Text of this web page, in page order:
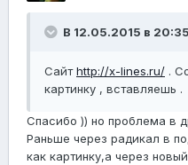
В 12.05.2015 в
Сайтhttp://x-lines.ru/ .
картинку , вставляешь .
Спасибо )) но проблема в
Раньше через радикал в
как картинку,а через